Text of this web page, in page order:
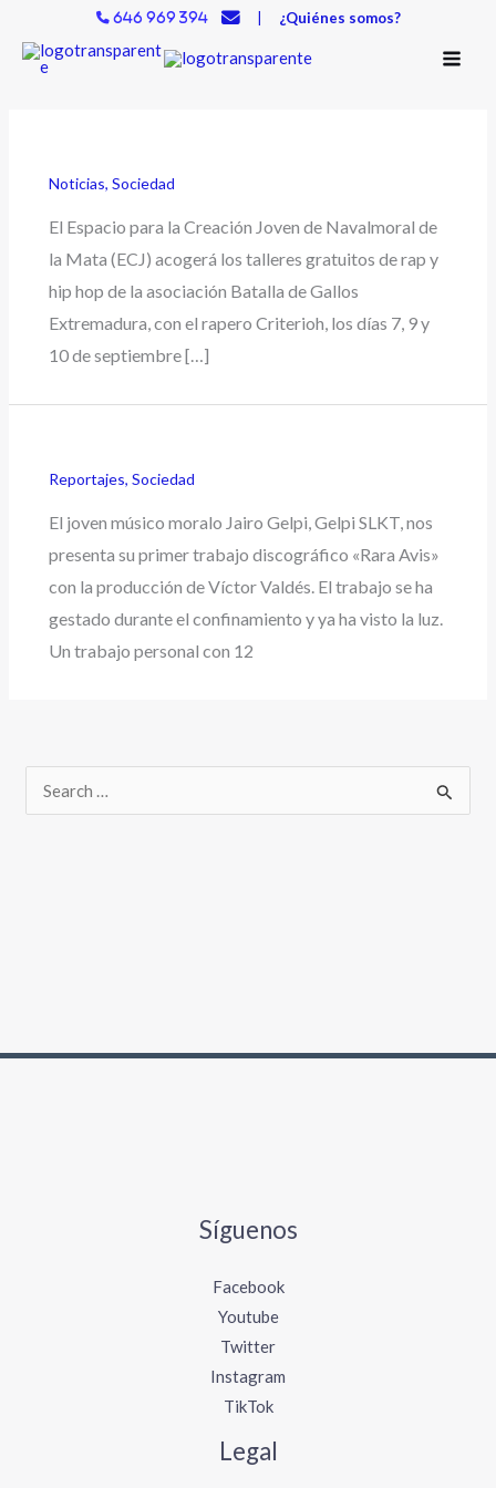
contenido
646 969 394 | ¿Quiénes somos?
Noticias,Sociedad
El Espacio para la Creación Joven de Navalmoral de
la Mata (ECJ) acogerá los talleres gratuitos de rap y
hip hop de la asociación Batalla de Gallos
Extremadura, con el rapero Criterioh, los días 7, 9 y
10 de septiembre […]
Reportajes,Sociedad
El joven músico moralo Jairo Gelpi, Gelpi SLKT, nos
presenta su primer trabajo discográfico «Rara Avis»
con la producción de Víctor Valdés. El trabajo se ha
gestado durante el confinamiento y ya ha visto la luz.
Un trabajo personal con 12
Síguenos
Facebook
Youtube
Twitter
Instagram
TikTok
Legal